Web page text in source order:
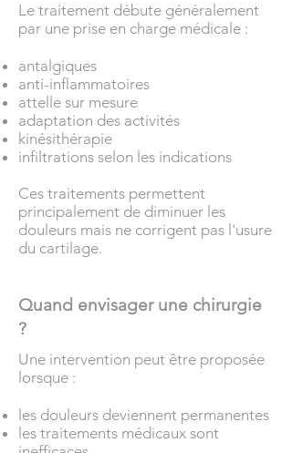
Le traitement débute généralement
par une prise en charge médicale :
antalgiques
anti-inflammatoires
attelle sur mesure
adaptation des activités
kinésithérapie
infiltrations selon les indications
Ces traitements permettent
principalement de diminuer les
douleurs mais ne corrigent pas l'usure
du cartilage.
Quand envisager une chirurgie
?
Une intervention peut être proposée
lorsque :
les douleurs deviennent permanentes
les traitements médicaux sont